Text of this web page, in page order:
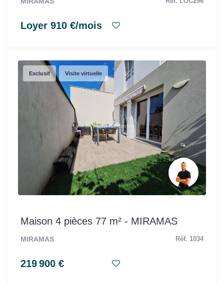
Loyer 910 €/mois
Exclusif Visite virtuelle
Maison 4 pièces 77 m² - MIRAMAS
MIRAMAS Réf. 1034
219 900 €